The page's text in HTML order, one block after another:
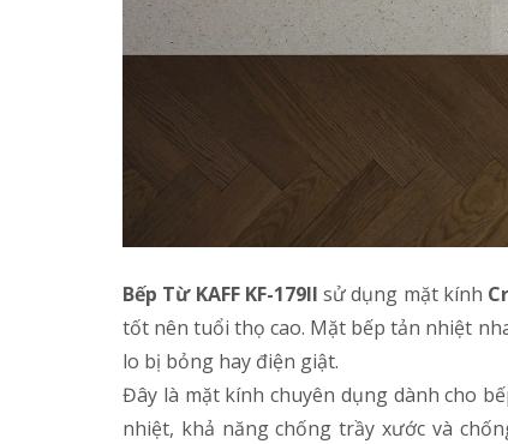
Bếp Từ KAFF KF-179II sử dụng mặt kính
tốt nên tuổi thọ cao. Mặt bếp tản nhiệt
lo bị bỏng hay điện giật.
Đây là mặt kính chuyên dụng dành cho
nhiệt, khả năng chống trầy xước và